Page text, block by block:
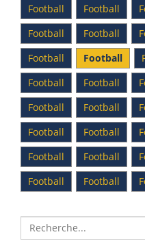
Football
Football
Football
Football
Football
Football
Football
Football
Football
Football
Football
Football
Football
Football
Football
Football